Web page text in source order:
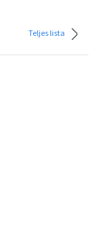
Teljes lista